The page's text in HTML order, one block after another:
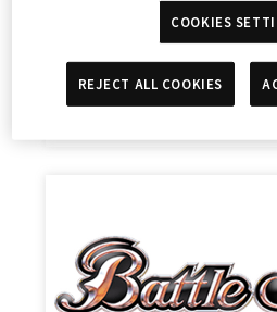
バトルスピリッツ「ゲス
BCGFest【当日参加】」
COOKIES
REJECT ALL COOKIES